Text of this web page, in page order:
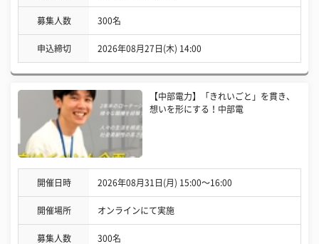
募集人数 300名
申込締切 2026年08月27日(木) 14:00
【中部電力】「きれいごと」を貫き、
想いを形にする！中部電
開催日時 2026年08月31日(月) 15:00〜16:00
開催場所 オンラインにて実施
募集人数 300名